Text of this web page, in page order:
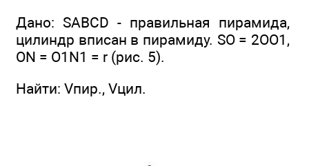
Дано: SABCD - правильная пирамида,
цилиндр вписан в пирамиду. SO = 2OO1,
ON = O1N1 = r (рис. 5).
Найти: Vпир., Vцил.